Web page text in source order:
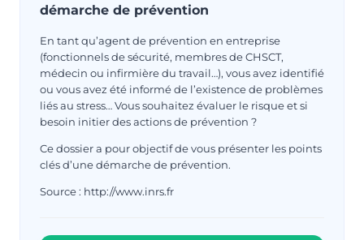
démarche de prévention
En tant qu’agent de prévention en entreprise
(fonctionnels de sécurité, membres de CHSCT,
médecin ou infirmière du travail…), vous avez identifié
ou vous avez été informé de l’existence de problèmes
liés au stress… Vous souhaitez évaluer le risque et si
besoin initier des actions de prévention ?
Ce dossier a pour objectif de vous présenter les points
clés d’une démarche de prévention.
Source : http://www.inrs.fr